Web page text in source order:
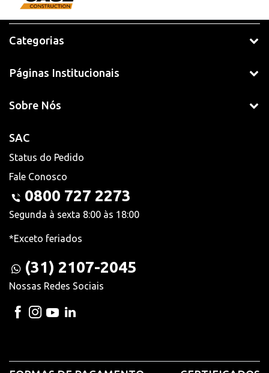
Categorias
Páginas Institucionais
Sobre Nós
SAC
Status do Pedido
Fale Conosco
0800 727 2273
Segunda à sexta 8:00 às 18:00
*Exceto feriados
(31) 2107-2045
Nossas Redes Sociais